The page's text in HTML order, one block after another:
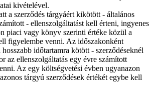
kivételével.
a szerződés tárgyáért kikötött - általános
- ellenszolgáltatást kell érteni, ingyenes
piaci vagy könyv szerinti értéke közül a
figyelembe venni. Az időszakonként
időtartamra kötött - szerződéseknél
az ellenszolgáltatás egy évre számított
Az egy költségvetési évben ugyanazon
tárgyú szerződések értékét egybe kell